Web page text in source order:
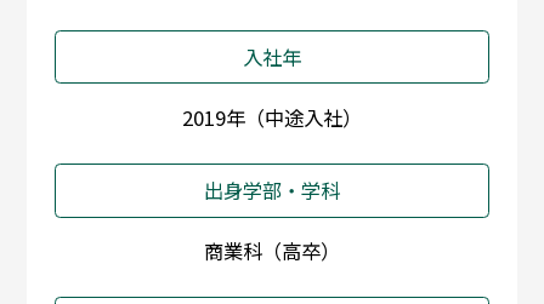
入社年
2019年（中途入社）
出身学部・学科
商業科（高卒）